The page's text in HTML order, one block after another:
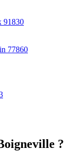
91830
77860
?